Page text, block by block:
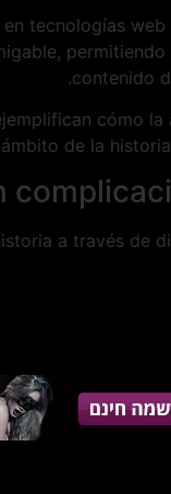
tecnologías
contenido
cómo
de la
a través de